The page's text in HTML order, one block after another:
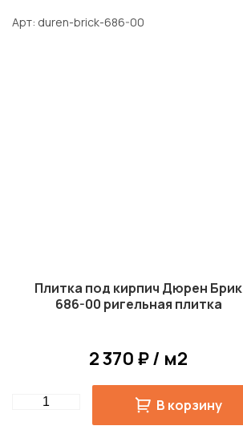
Арт duren-brick-686-00
Плитка под кирпич Дюрен Брик
686-00 ригельная плитка
2 370 ₽ / м2
Quantity В корзину